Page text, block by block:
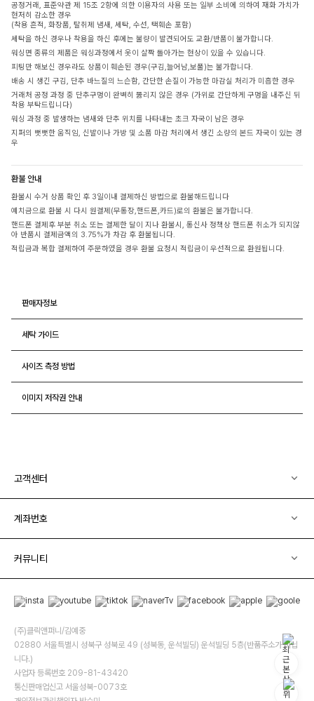
공정거래, 표준약관 제 15조 2항에 의한 이용자의 사용 또는 일부 소비에 의하여 재화 가치가
현저히 감소한 경우
(착용 흔적, 화장품, 탈취제 냄새, 세탁, 수선, 택훼손 포함)
세탁을 하신 경우나 착용을 하신 후에는 불량이 발견되어도 교환/반품이 불가합니다.
워싱면 종류의 제품은 워싱과정에서 옷이 살짝 돌아가는 현상이 있을 수 있습니다.
피팅만 해보신 경우라도 상품이 훼손된 경우(구김,늘어남,보풀)는 불가합니다.
배송 시 생긴 구김, 단추 바느질의 느슨함, 간단한 손질이 가능한 마감실 처리가 미흡한 경우
거래처 공정 과정 중 단추구멍이 완벽히 뚫리지 않은 경우 (가위로 간단하게 구멍을 내주신 뒤
착용 부탁드립니다)
워싱 과정 중 발생하는 냄새와 단추 위치를 나타내는 초크 자국이 남은 경우
지퍼의 뻣뻣한 움직임, 신발이나 가방 및 소품 마감 처리에서 생긴 소량의 본드 자국이 있는 경
우
환불 안내
환불시 수거 상품 확인 후 3일이내 결제하신 방법으로 환불해드립니다
예치금으로 환불 시 다시 원결제(무통장,핸드폰,카드)로의 환불은 불가합니다.
핸드폰 결제후 부분 취소 또는 결제한 달이 지나 환불시, 통신사 정책상 핸드폰 취소가 되지않
아 반품시 결제금액의 3.75%가 차감 후 환불됩니다.
적립금과 복합 결제하여 주문하였을 경우 환불 요청시 적립금이 우선적으로 환원됩니다.
판매자정보
세탁 가이드
사이즈 측정 방법
이미지 저작권 안내
고객센터
계좌번호
커뮤니티
(주)클릭앤퍼니/김예중
02880 서울특별시 성북구 성북로 49 (성북동, 운석빌딩) 운석빌딩 5층(반품주소가 아닙
니다.)
사업자 등록번호 209-81-43420
통신판매업신고 서울성북-0073호